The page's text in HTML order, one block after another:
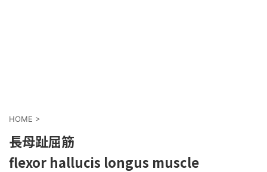
HOME >
長母趾屈筋
flexor hallucis longus muscle